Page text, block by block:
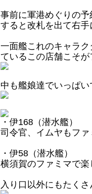
事前に軍港めぐりの
すると改札を出て右
一面艦これのキャラク
ているこの店舗こそ
中も艦娘達でいっぱい
・伊168（潜水艦）
司令官、イムヤもフ
・伊58（潜水艦）
横須賀のファミマで
入り口以外にもたく